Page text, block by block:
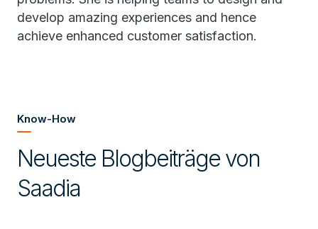
develop amazing experiences and hence
achieve enhanced customer satisfaction.
Know-How
Neueste Blogbeiträge von
Saadia